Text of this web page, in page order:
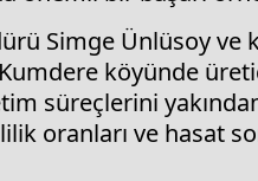
Simge Ünlüsoy ve
köyünde
süreçlerini
oranları ve hasat